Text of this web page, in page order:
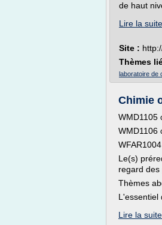
de haut
Lire la suite
Site :
Thèmes
laboratoire de
Chimie
WMD1105
WMD1106
Le(s)
regard des
Thèmes
L'essentiel
Lire la suite